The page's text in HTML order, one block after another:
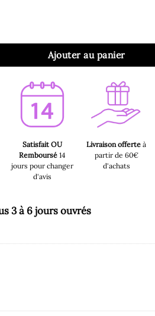
Dos Nu Rouge
Ajouter au panier
Satisfait OU
Remboursé 14
jours pour changer
d'avis
Livraison offerte à
partir de 60€
d'achats
3 à 6 jours ouvrés